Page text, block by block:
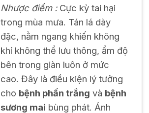
Nhược điểm :Cực kỳ tai hại
trong mùa mưa. Tán lá dày
đặc, nằm ngang khiến không
khí không thể lưu thông, ẩm độ
bên trong giàn luôn ở mức
cao. Đây là điều kiện lý tưởng
cho bệnh phấn trắng và bệnh
sương mai bùng phát. Ánh